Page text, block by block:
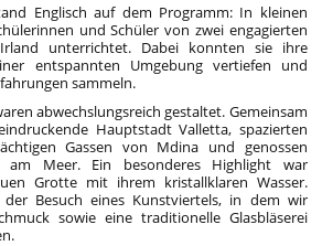
Englisch auf dem Programm: In kleinen
und Schüler von zwei engagierten
unterrichtet. Dabei konnten sie ihre
entspannten Umgebung vertiefen und
sammeln.
abwechslungsreich gestaltet. Gemeinsam
Hauptstadt Valletta, spazierten
Gassen von Mdina und genossen
am Meer. Ein besonderes Highlight war
Grotte mit ihrem kristallklaren Wasser.
Besuch eines Kunstviertels, in dem wir
sowie eine traditionelle Glasbläserei